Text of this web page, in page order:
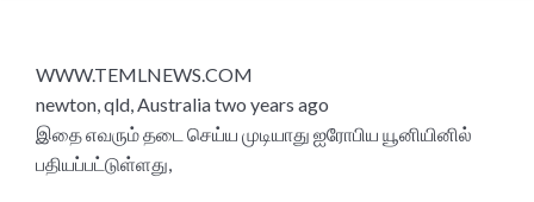
WWW.TEMLNEWS.COM
newton, qld, Australia two years ago
இதை எவரும் தடை செய்ய முடியாது ஐரோபிய யூனியினில்
பதியப்பட்டுள்ளது,